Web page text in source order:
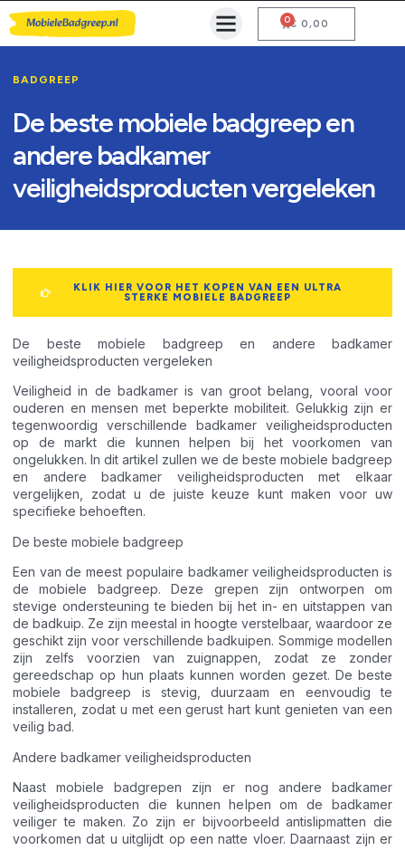
€ 0,00
0
BADGREEP
De beste mobiele badgreep en
andere badkamer
veiligheidsproducten vergeleken
KLIK HIER VOOR HET KOPEN VAN EEN ULTRA
STERKE MOBIELE BADGREEP
De beste mobiele badgreep en andere badkamer
veiligheidsproducten vergeleken
Veiligheid in de badkamer is van groot belang, vooral voor
ouderen en mensen met beperkte mobiliteit. Gelukkig zijn er
tegenwoordig verschillende badkamer veiligheidsproducten
op de markt die kunnen helpen bij het voorkomen van
ongelukken. In dit artikel zullen we de beste mobiele badgreep
en andere badkamer veiligheidsproducten met elkaar
vergelijken, zodat u de juiste keuze kunt maken voor uw
specifieke behoeften.
De beste mobiele badgreep
Een van de meest populaire badkamer veiligheidsproducten is
de mobiele badgreep. Deze grepen zijn ontworpen om
stevige ondersteuning te bieden bij het in- en uitstappen van
de badkuip. Ze zijn meestal in hoogte verstelbaar, waardoor ze
geschikt zijn voor verschillende badkuipen. Sommige modellen
zijn zelfs voorzien van zuignappen, zodat ze zonder
gereedschap op hun plaats kunnen worden gezet. De beste
mobiele badgreep is stevig, duurzaam en eenvoudig te
installeren, zodat u met een gerust hart kunt genieten van een
veilig bad.
Andere badkamer veiligheidsproducten
Naast mobiele badgrepen zijn er nog andere badkamer
veiligheidsproducten die kunnen helpen om de badkamer
veiliger te maken. Zo zijn er bijvoorbeeld antislipmatten die
voorkomen dat u uitglijdt op een natte vloer. Daarnaast zijn er